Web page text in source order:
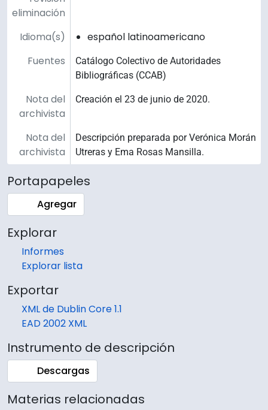
eliminación
Idioma(s)
español latinoamericano
Fuentes
Catálogo Colectivo de Autoridades
Bibliográficas (CCAB)
Nota del
archivista
Creación el 23 de junio de 2020.
Nota del
archivista
Descripción preparada por Verónica Morán
Utreras y Ema Rosas Mansilla.
Portapapeles
Agregar
Explorar
Informes
Explorar lista
Exportar
XML de Dublin Core 1.1
EAD 2002 XML
Instrumento de descripción
Descargas
Materias relacionadas